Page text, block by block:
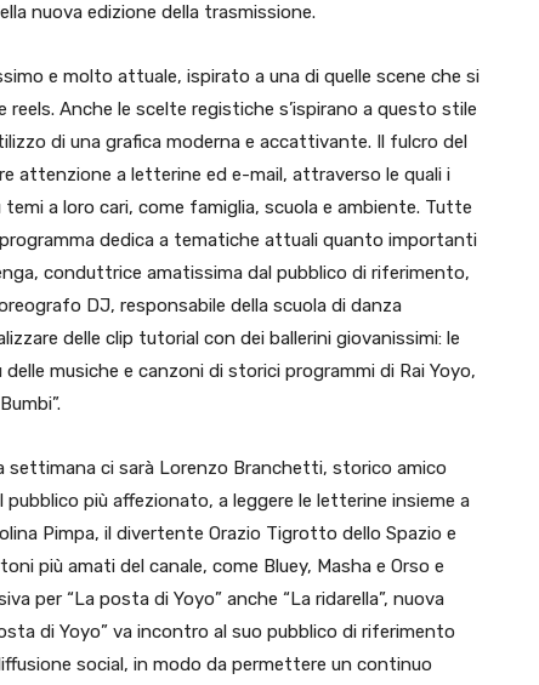
nuova edizione della trasmissione.
e molto attuale, ispirato a una di quelle scene che si
Anche le scelte registiche s’ispirano a questo stile
di una grafica moderna e accattivante. Il fulcro del
attenzione a letterine ed e-mail, attraverso le quali i
a loro cari, come famiglia, scuola e ambiente. Tutte
dedica a tematiche attuali quanto importanti
conduttrice amatissima dal pubblico di riferimento,
DJ, responsabile della scuola di danza
delle clip tutorial con dei ballerini giovanissimi: le
musiche e canzoni di storici programmi di Rai Yoyo,
ci sarà Lorenzo Branchetti, storico amico
più affezionato, a leggere le letterine insieme a
Pimpa, il divertente Orazio Tigrotto dello Spazio e
più amati del canale, come Bluey, Masha e Orso e
per “La posta di Yoyo” anche “La ridarella”, nuova
di Yoyo” va incontro al suo pubblico di riferimento
social, in modo da permettere un continuo